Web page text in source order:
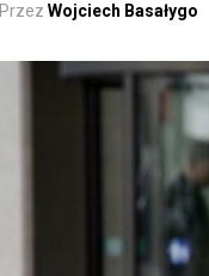
Przez Wojciech Basałygo